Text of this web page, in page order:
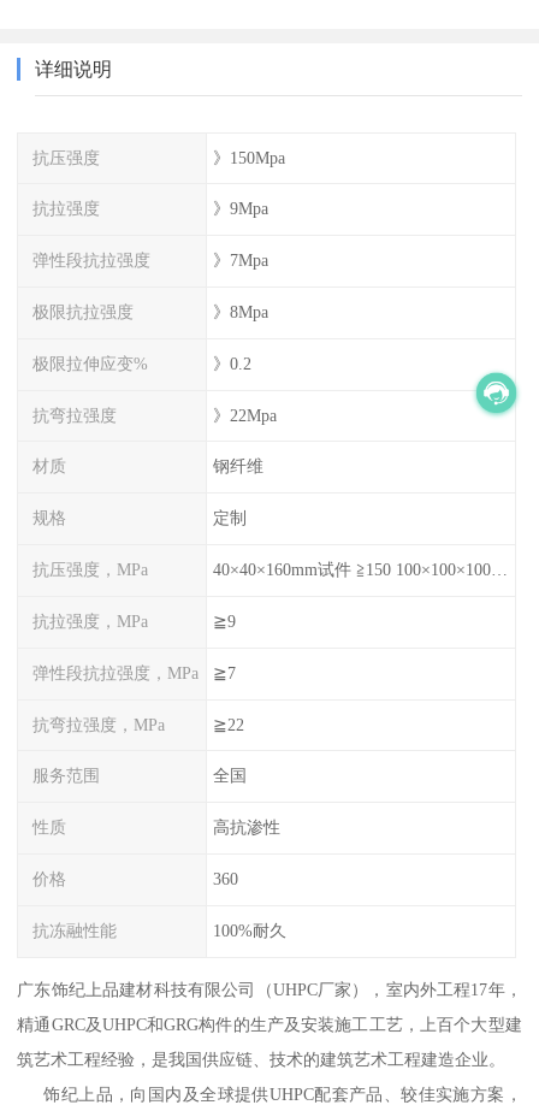
详细说明
抗压强度 》150Mpa
抗拉强度 》9Mpa
弹性段抗拉强度 》7Mpa
极限抗拉强度 》8Mpa
极限拉伸应变% 》0.2
抗弯拉强度 》22Mpa
材质 钢纤维
规格 定制
抗压强度，MPa 40×40×160mm试件 ≧150 100×100×100mm试件≧120
抗拉强度，MPa ≧9
弹性段抗拉强度，MPa ≧7
抗弯拉强度，MPa ≧22
服务范围 全国
性质 高抗渗性
价格 360
抗冻融性能 100%耐久
广东饰纪上品建材科技有限公司（UHPC厂家），室内外工程17年，
精通GRC及UHPC和GRG构件的生产及安装施工工艺，上百个大型建
筑艺术工程经验，是我国供应链、技术的建筑艺术工程建造企业。
饰纪上品，向国内及全球提供UHPC配套产品、较佳实施方案，